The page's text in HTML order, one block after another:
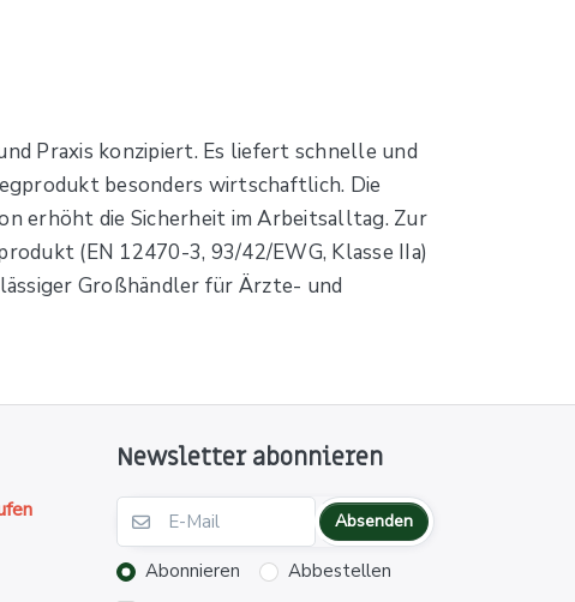
Praxis konzipiert. Es liefert schnelle und
besonders wirtschaftlich. Die
erhöht die Sicherheit im Arbeitsalltag. Zur
(EN 12470-3, 93/42/EWG, Klasse IIa)
Großhändler für Ärzte- und
Newsletter abonnieren
Absenden
Abonnieren Abbestellen